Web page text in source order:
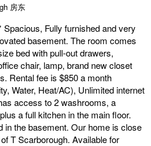
房东
Fully furnished and very
basement. The room comes
bed with pull-out drawers,
chair, lamp, brand new closet
Rental fee is $850 a month
Water, Heat/AC), Unlimited internet
access to 2 washrooms, a
a full kitchen in the main floor.
in the basement. Our home is close
T Scarborough. Available for